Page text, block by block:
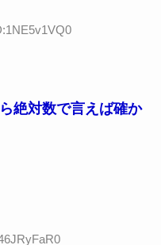
絶対数で言えば確か